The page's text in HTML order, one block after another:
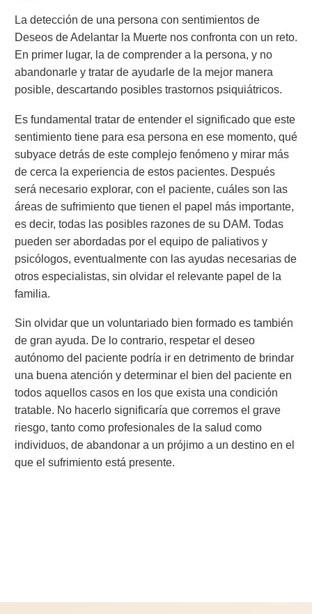
La detección de una persona con sentimientos de
Deseos de Adelantar la Muerte nos confronta con un reto.
En primer lugar, la de comprender a la persona, y no
abandonarle y tratar de ayudarle de la mejor manera
posible, descartando posibles trastornos psiquiátricos.
Es fundamental tratar de entender el significado que este
sentimiento tiene para esa persona en ese momento, qué
subyace detrás de este complejo fenómeno y mirar más
de cerca la experiencia de estos pacientes. Después
será necesario explorar, con el paciente, cuáles son las
áreas de sufrimiento que tienen el papel más importante,
es decir, todas las posibles razones de su DAM. Todas
pueden ser abordadas por el equipo de paliativos y
psicólogos, eventualmente con las ayudas necesarias de
otros especialistas, sin olvidar el relevante papel de la
familia.
Sin olvidar que un voluntariado bien formado es también
de gran ayuda. De lo contrario, respetar el deseo
autónomo del paciente podría ir en detrimento de brindar
una buena atención y determinar el bien del paciente en
todos aquellos casos en los que exista una condición
tratable. No hacerlo significaría que corremos el grave
riesgo, tanto como profesionales de la salud como
individuos, de abandonar a un prójimo a un destino en el
que el sufrimiento está presente.